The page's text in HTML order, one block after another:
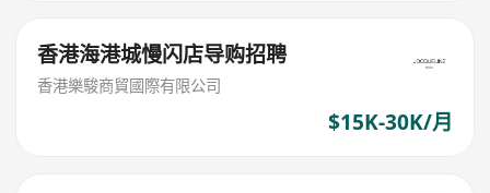
香港海港城慢闪店导购招聘
香港樂駿商貿國際有限公司
$15K-30K/月